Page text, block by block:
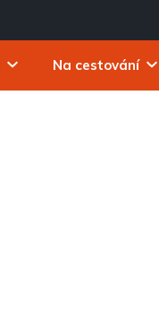
Na cestování